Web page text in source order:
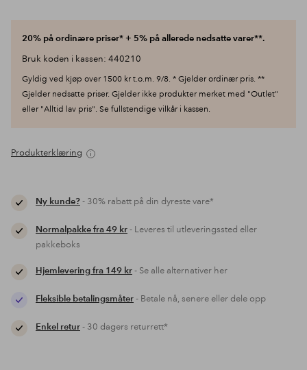
20% på ordinære priser* + 5% på allerede nedsatte varer**.
Bruk koden i kassen: 440210
Gyldig ved kjøp over 1500 kr t.o.m. 9/8. * Gjelder ordinær pris. **
Gjelder nedsatte priser. Gjelder ikke produkter merket med "Outlet"
eller "Alltid lav pris". Se fullstendige vilkår i kassen.
Produkterklæring
Ny kunde?- 30% rabatt på din dyreste vare*
Normalpakke fra 49 kr- Leveres til utleveringssted eller
pakkeboks
Hjemlevering fra 149 kr- Se alle alternativer her
Fleksible betalingsmåter- Betale nå, senere eller dele opp
Enkel retur- 30 dagers returrett*